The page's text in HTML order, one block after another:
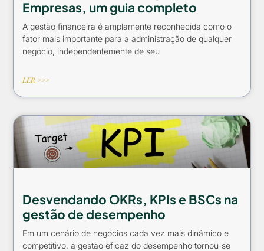
Empresas, um guia completo
A gestão financeira é amplamente reconhecida como o
fator mais importante para a administração de qualquer
negócio, independentemente de seu
LER >>>
Desvendando OKRs, KPIs e BSCs na
gestão de desempenho
Em um cenário de negócios cada vez mais dinâmico e
competitivo, a gestão eficaz do desempenho tornou-se